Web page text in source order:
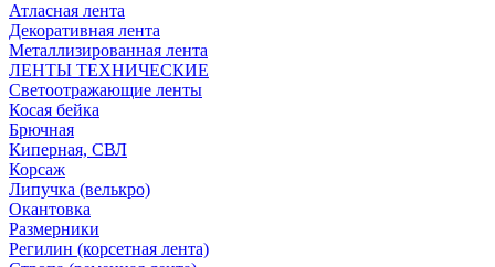
Атласная лента
Декоративная лента
Металлизированная лента
ЛЕНТЫ ТЕХНИЧЕСКИЕ
Светоотражающие ленты
Косая бейка
Брючная
Киперная, СВЛ
Корсаж
Липучка (велькро)
Окантовка
Размерники
Регилин (корсетная лента)